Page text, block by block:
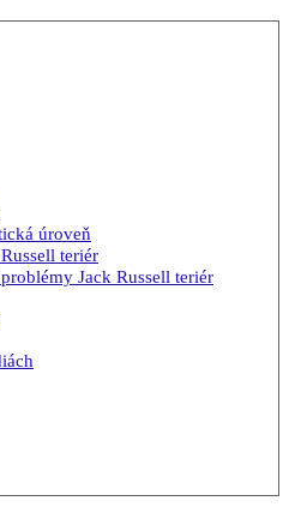
úroveň
teriér
Jack Russell teriér